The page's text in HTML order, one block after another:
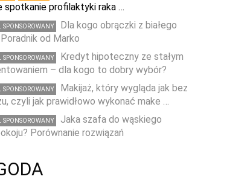
spotkanie profilaktyki raka …
SPONSOROWANY
Dla kogo obrączki z białego
od Marko
SPONSOROWANY
Kredyt hipoteczny ze stałym
– dla kogo to dobry wybór?
SPONSOROWANY
Makijaż, który wygląda jak bez
czyli jak prawidłowo wykonać make …
SPONSOROWANY
Jaka szafa do wąskiego
Porównanie rozwiązań